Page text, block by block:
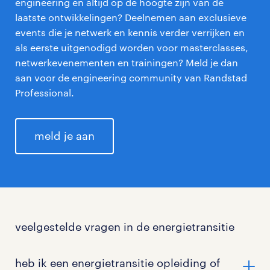
laatste ontwikkelingen? Deelnemen aan exclusieve
events die je netwerk en kennis verder verrijken en
als eerste uitgenodigd worden voor masterclasses,
netwerkevenementen en trainingen? Meld je dan
aan voor de engineering community van Randstad
Professional.
meld je aan
veelgestelde vragen in de energietransitie
heb ik een energietransitie opleiding of